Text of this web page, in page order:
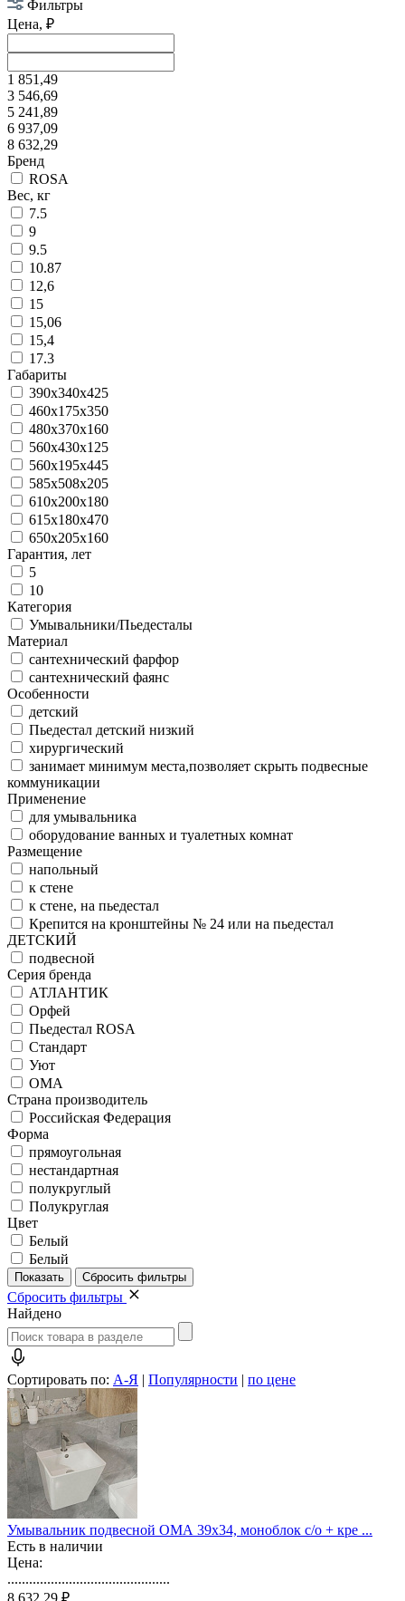
Фильтры
Цена, ₽
1 851,49
3 546,69
5 241,89
6 937,09
8 632,29
Бренд
ROSA
Вес, кг
7.5
9
9.5
10.87
12,6
15
15,06
15,4
17.3
Габариты
390х340х425
460x175x350
480х370х160
560х430х125
560x195x445
585х508х205
610х200х180
615x180x470
650х205х160
Гарантия, лет
5
10
Категория
Умывальники/Пьедесталы
Материал
сантехнический фарфор
сантехнический фаянс
Особенности
детский
Пьедестал детский низкий
хирургический
занимает минимум места,позволяет скрыть подвесные
коммуникации
Применение
для умывальника
оборудование ванных и туалетных комнат
Размещение
напольный
к стене
к стене, на пьедестал
Крепится на кронштейны № 24 или на пьедестал
ДЕТСКИЙ
подвесной
Серия бренда
АТЛАНТИК
Орфей
Пьедестал ROSA
Стандарт
Уют
ОМА
Страна производитель
Российская Федерация
Форма
прямоугольная
нестандартная
полукруглый
Полукруглая
Цвет
Белый
Белый
Сбросить фильтры
Найдено
Сортировать по: А-Я | Популярности | по цене
Умывальник подвесной ОМА 39х34, моноблок с/о + кре ...
Есть в наличии
Цена:
.............................................